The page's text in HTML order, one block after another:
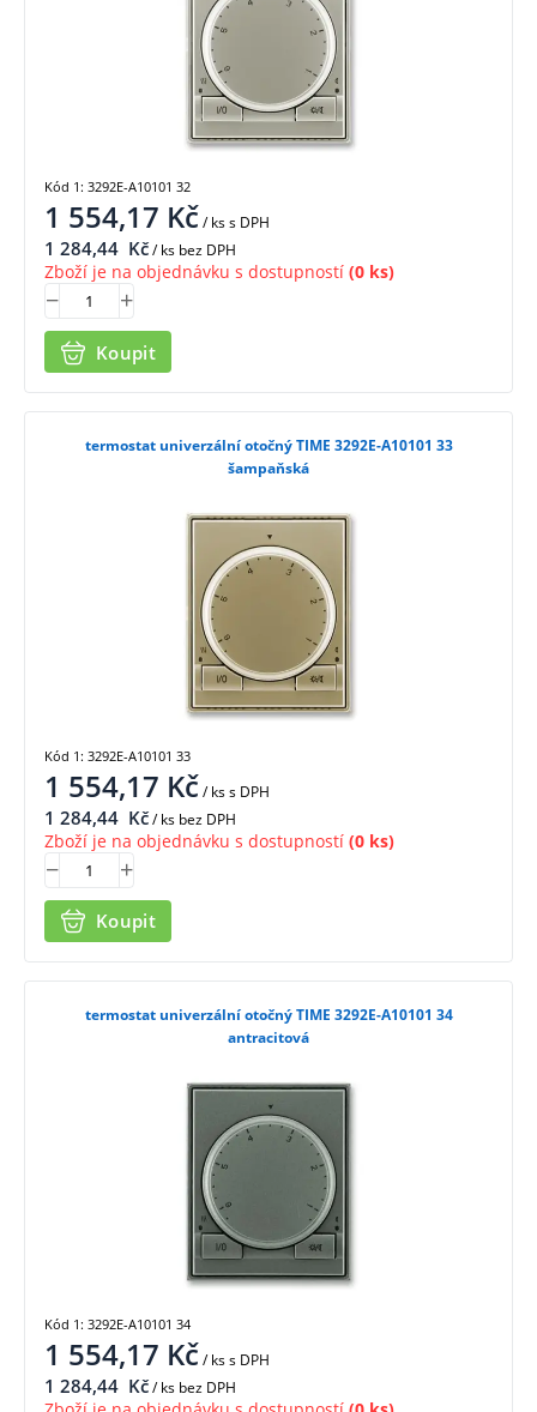
1 554,17 Kč/ kss DPH
1 284,44 Kč/ ks bez DPH
Zboží je na objednávku s dostupností (0 ks)
Koupit
Kód 1: 3292E-A10101 32
termostat univerzální otočný TIME 3292E-A10101 33
šampaňská
1 554,17 Kč/ kss DPH
1 284,44 Kč/ ks bez DPH
Zboží je na objednávku s dostupností (0 ks)
Koupit
Kód 1: 3292E-A10101 33
termostat univerzální otočný TIME 3292E-A10101 34
antracitová
1 554,17 Kč/ kss DPH
1 284,44 Kč/ ks bez DPH
Kód 1: 3292E-A10101 34